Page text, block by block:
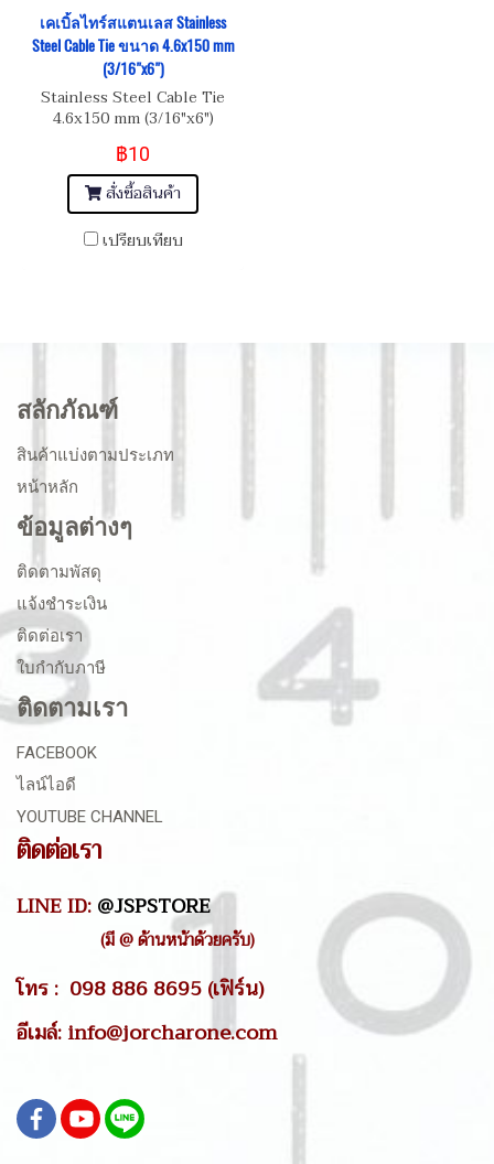
เคเบิ้ลไทร์สแตนเลส Stainless
Steel Cable Tie ขนาด 4.6x150 mm
(3/16"x6")
Stainless Steel Cable Tie
4.6x150 mm (3/16"x6")
฿10
สั่งซื้อสินค้า
เปรียบเทียบ
สลักภัณฑ์
สินค้าแบ่งตามประเภท
หน้าหลัก
ข้อมูลต่างๆ
ติดตามพัสดุ
แจ้งชำระเงิน
ติดต่อเรา
ใบกำกับภาษี
ติดตามเรา
FACEBOOK
ไลน์ไอดี
YOUTUBE CHANNEL
ติดต่อเรา
LINE ID:@JSPSTORE
(มี @ ด้านหน้าด้วยครับ)
โทร : 098 886 8695 (เฟิร์น)
อีเมล์: info@jorcharone.com